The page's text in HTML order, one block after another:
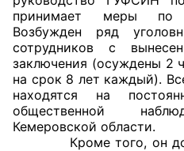
принимает меры по
Возбужден ряд
сотрудников с
заключения (осуждены 2
на срок 8 лет каждый).
находятся на
общественной
Кемеровской области.
Кроме того, он